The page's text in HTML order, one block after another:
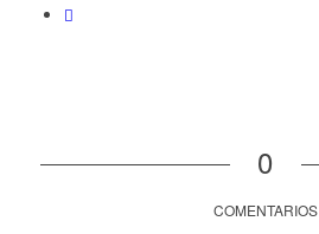
0
COMENTARIOS